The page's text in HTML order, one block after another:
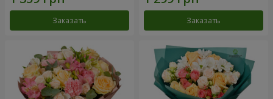
Заказать Заказать